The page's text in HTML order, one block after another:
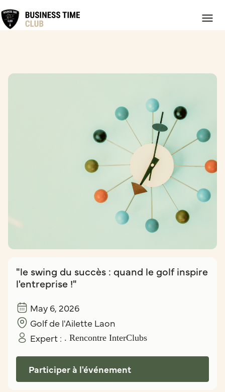
"le swing du succès : quand le golf inspire
l'entreprise !"
May 6, 2026
Golf de l'Ailette Laon
Expert : . Rencontre InterClubs
Participer à l'événement